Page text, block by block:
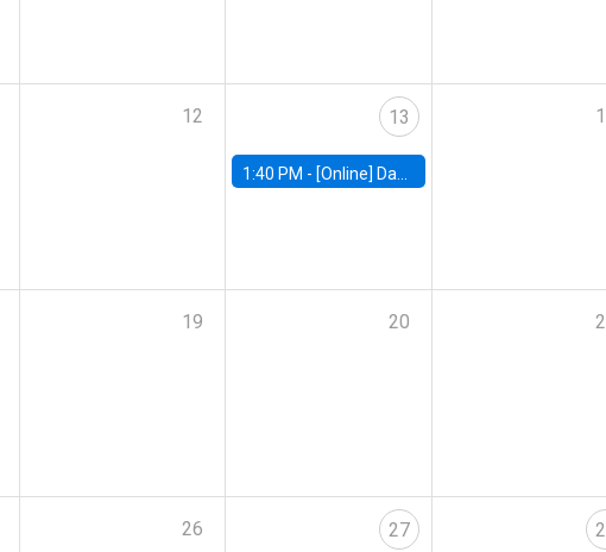
12 13
1:40 PM - [Online] Dan Zeltzer, The Eitan Berglas School of Economics, Tel Aviv University
19 20
26 27